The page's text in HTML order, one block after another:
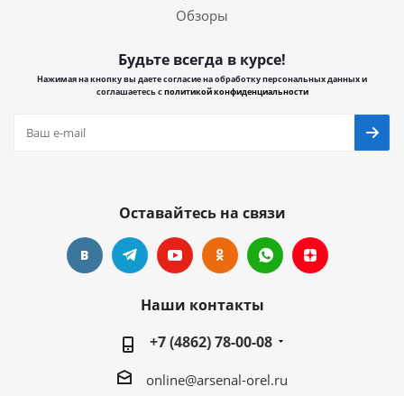
Обзоры
Будьте всегда в курсе!
Нажимая на кнопку вы даете согласие на обработку персональных данных и
соглашаетесь сполитикой конфиденциальности
Оставайтесь на связи
Наши контакты
+7 (4862) 78-00-08
online@arsenal-orel.ru